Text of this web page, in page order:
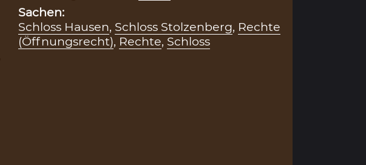
Sachen:
Schloss Hausen, Schloss Stolzenberg, Rechte
(Öffnungsrecht), Rechte, Schloss